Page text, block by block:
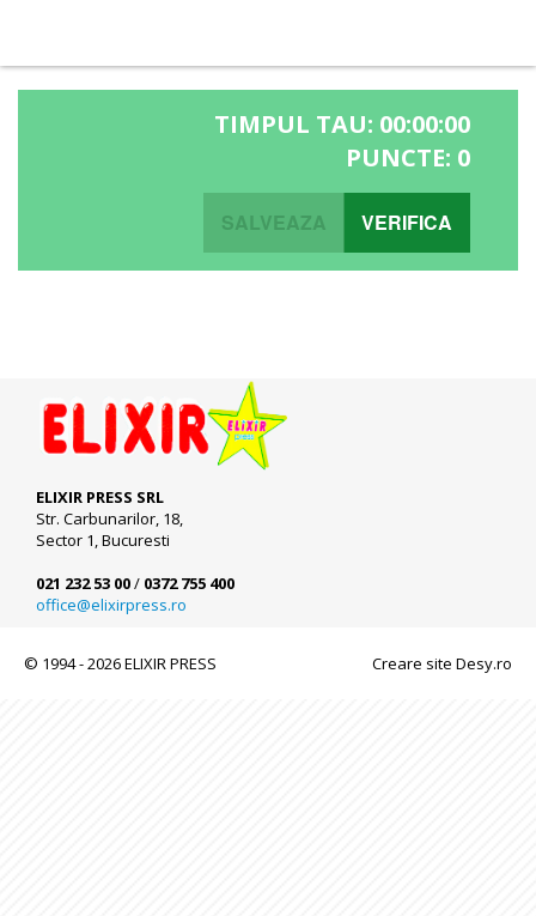
TIMPUL TAU: 00:00:00
PUNCTE: 0
SALVEAZA VERIFICA
ELIXIR PRESS SRL
Str. Carbunarilor, 18,
Sector 1, Bucuresti
021 232 53 00/ 0372 755 400
office@elixirpress.ro
© 1994 - 2026 ELIXIR PRESS Creare site Desy.ro